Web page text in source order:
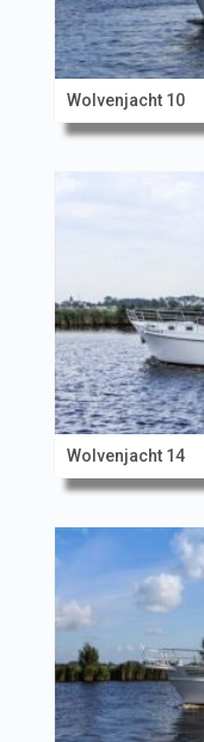
Wolvenjacht 10
Wolvenjacht 14